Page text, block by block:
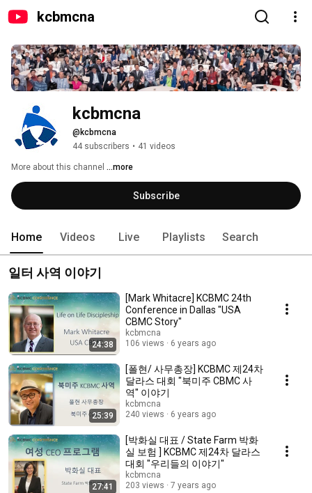
kcbmcna
kcbmcna
@kcbmcna
44 subscribers • 41 videos
More about this channel ...more
Subscribe
Home Videos Live Playlists Search
일터 사역 이야기
24:38
[Mark Whitacre] KCBMC 24th
Conference in Dallas "USA
CBMC Story"
kcbmcna
106 views
6 years ago
25:39
[폴현/ 사무총장] KCBMC 제24차
달라스 대회 "북미주 CBMC 사
역" 이야기
kcbmcna
240 views
6 years ago
27:41
[박화실 대표 / State Farm 박화
실 보험 ] KCBMC 제24차 달라스
대회 "우리들의 이야기"
kcbmcna
203 views
7 years ago